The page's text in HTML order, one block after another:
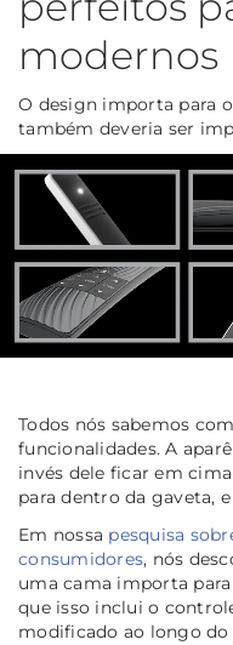
modernos
O design importa para
também deveria ser
Todos nós sabemos
funcionalidades. A
invés dele ficar em
para dentro da gaveta,
Em nossa pesquisa
consumidores, nós
uma cama importa
que isso inclui o
modificado ao longo do